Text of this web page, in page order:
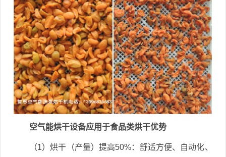
空气能烘干设备应用于食品类烘干优势
（1）烘干（产量）提高50%：舒适方便、自动化、